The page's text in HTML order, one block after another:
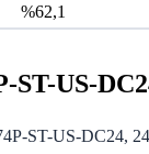
%62,1
ST-US-
ST-US-DC24,